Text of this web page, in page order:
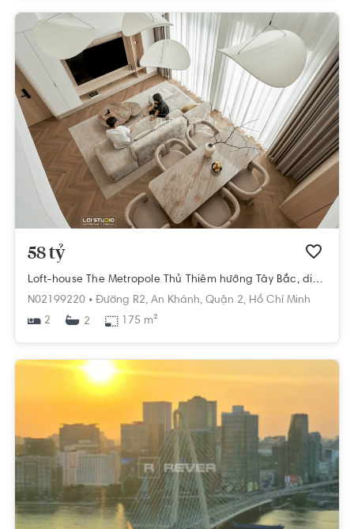
58 tỷ
Loft-house The Metropole Thủ Thiêm hướng Tây Bắc, diện tích 175m²
N02199220 • Đường R2, An Khánh, Quận 2, Hồ Chí Minh
2
2 175 m²